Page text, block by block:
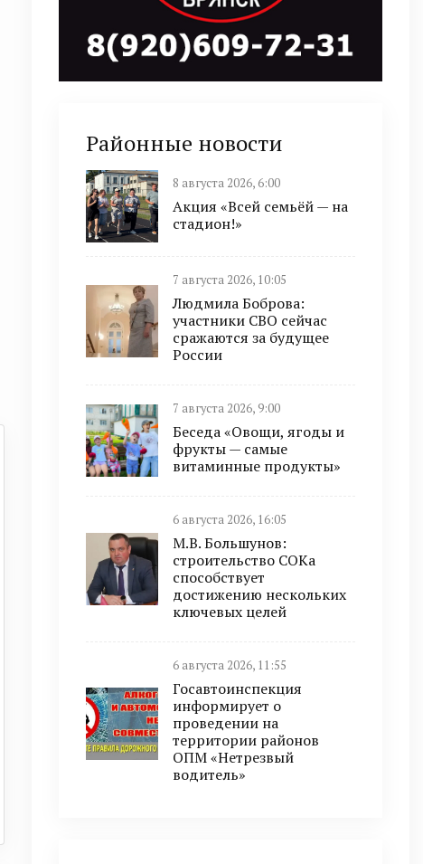
Районные новости
8 августа 2026, 6:00
Акция «Всей семьёй — на
стадион!»
7 августа 2026, 10:05
Людмила Боброва:
участники СВО сейчас
сражаются за будущее
России
7 августа 2026, 9:00
Беседа «Овощи, ягоды и
фрукты — самые
витаминные продукты»
6 августа 2026, 16:05
М.В. Большунов:
строительство СОКа
способствует
достижению нескольких
ключевых целей
6 августа 2026, 11:55
Госавтоинспекция
информирует о
проведении на
территории районов
ОПМ «Нетрезвый
водитель»